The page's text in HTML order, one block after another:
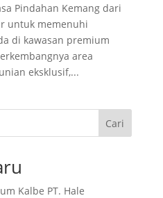
Pindahan Kemang dari
untuk memenuhi
di kawasan premium
area
eksklusif,...
Cari
Kalbe PT. Hale